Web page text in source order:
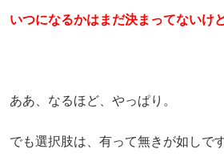
いつになるかはまだ決まってないけ
ああ、なるほど、やっぱり。
でも選択肢は、有って無きが如しです